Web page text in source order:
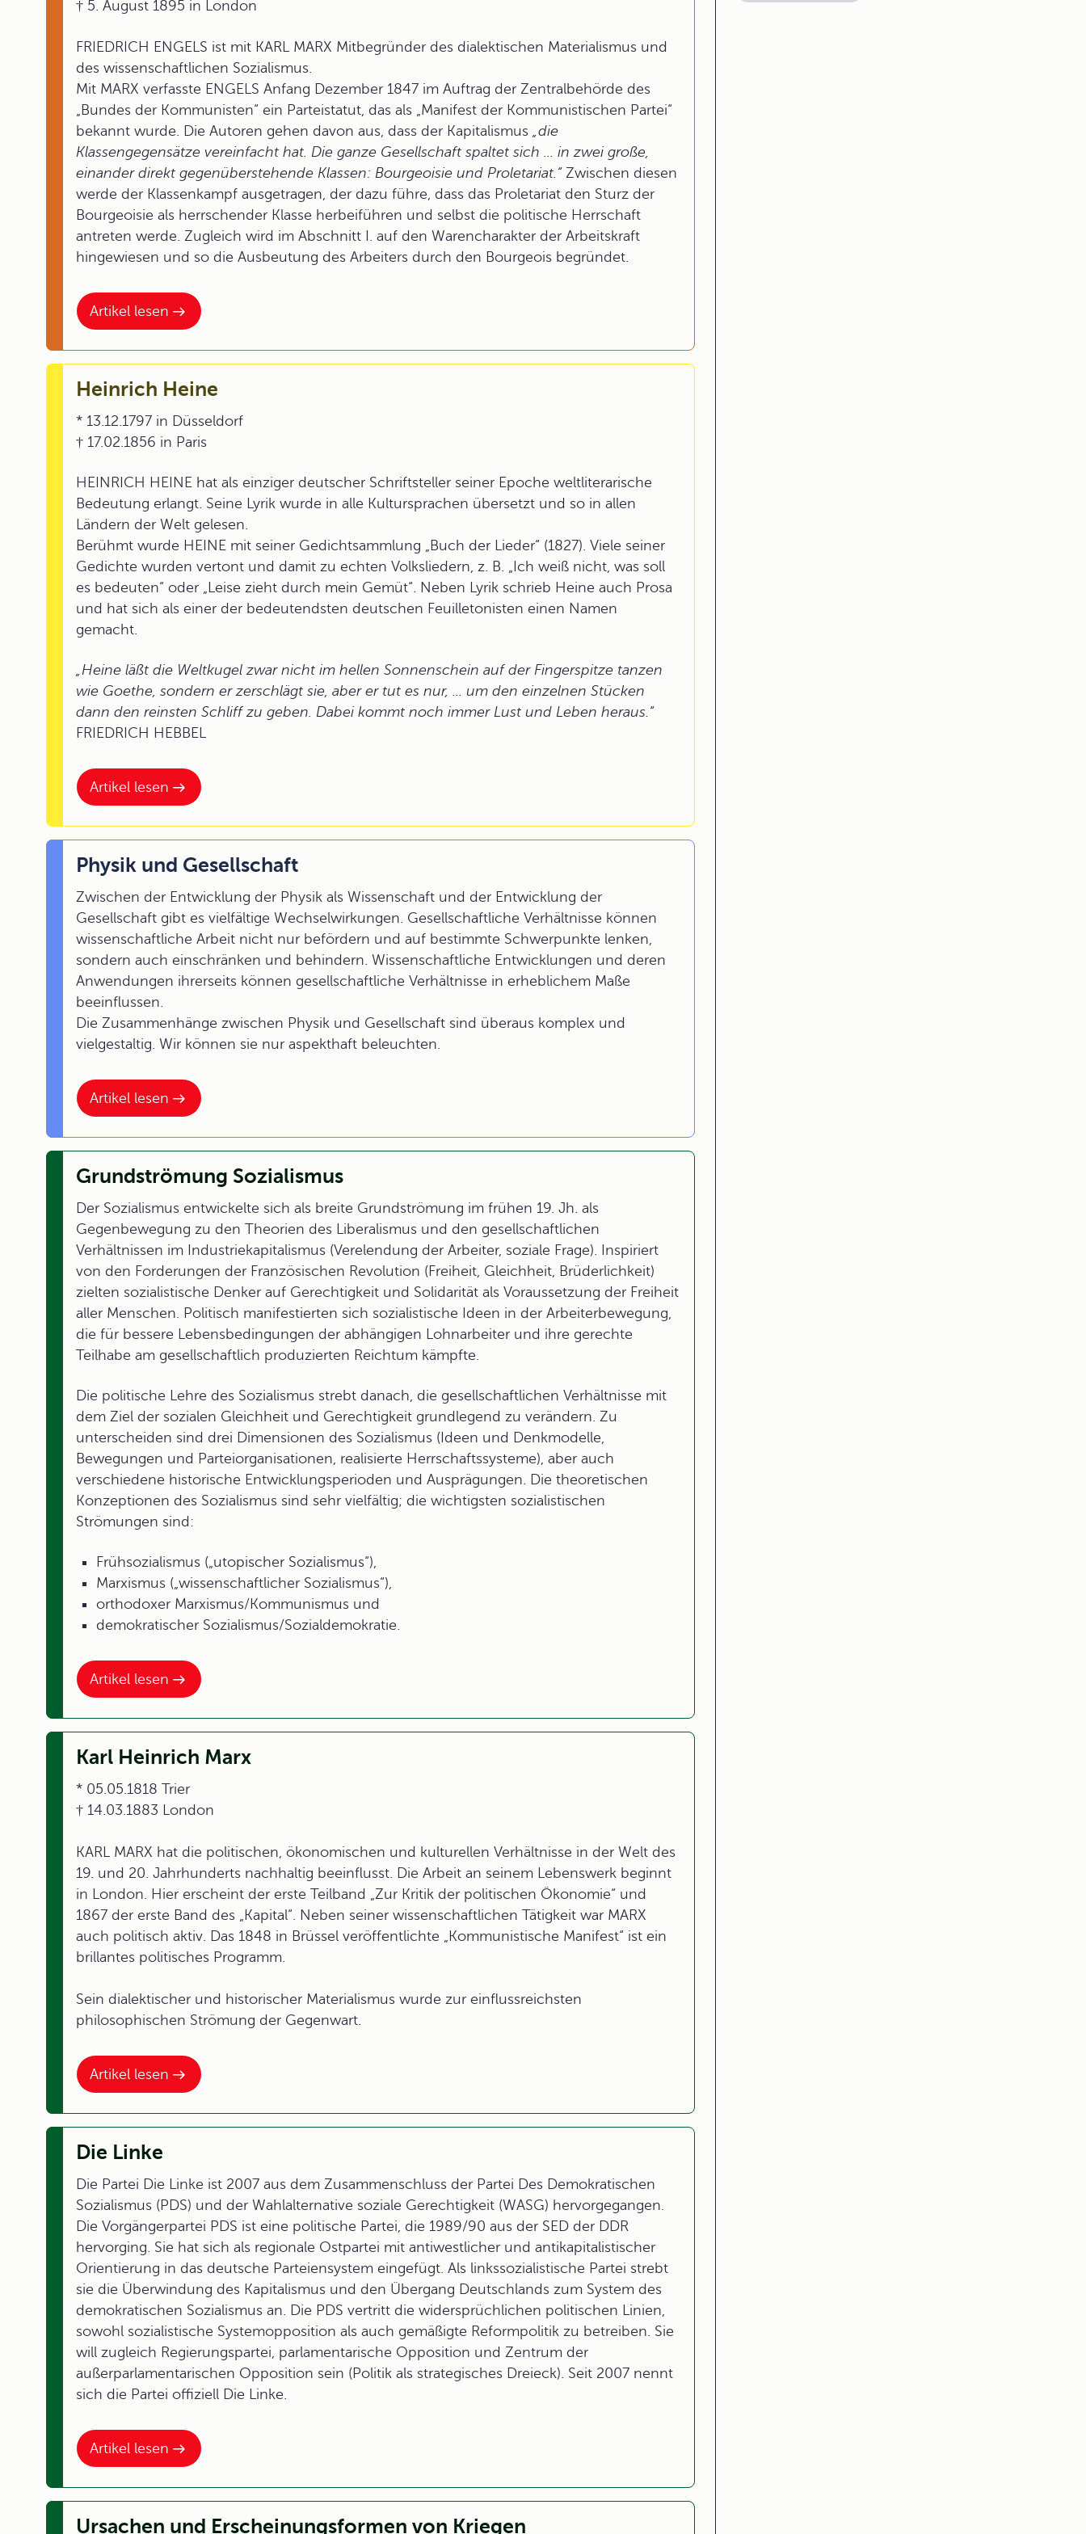
Artikel lesen
† 5. August 1895 in London
FRIEDRICH ENGELS ist mit KARL MARX Mitbegründer des dialektischen Materialismus und
des wissenschaftlichen Sozialismus.
Mit MARX verfasste ENGELS Anfang Dezember 1847 im Auftrag der Zentralbehörde des
„Bundes der Kommunisten“ ein Parteistatut, das als „Manifest der Kommunistischen Partei“
bekannt wurde. Die Autoren gehen davon aus, dass der Kapitalismus „die
Klassengegensätze vereinfacht hat. Die ganze Gesellschaft spaltet sich ... in zwei große,
einander direkt gegenüberstehende Klassen: Bourgeoisie und Proletariat.“Zwischen diesen
werde der Klassenkampf ausgetragen, der dazu führe, dass das Proletariat den Sturz der
Bourgeoisie als herrschender Klasse herbeiführen und selbst die politische Herrschaft
antreten werde. Zugleich wird im Abschnitt I. auf den Warencharakter der Arbeitskraft
hingewiesen und so die Ausbeutung des Arbeiters durch den Bourgeois begründet.
Artikel lesen
Heinrich Heine
* 13.12.1797 in Düsseldorf
† 17.02.1856 in Paris
HEINRICH HEINE hat als einziger deutscher Schriftsteller seiner Epoche weltliterarische
Bedeutung erlangt. Seine Lyrik wurde in alle Kultursprachen übersetzt und so in allen
Ländern der Welt gelesen.
Berühmt wurde HEINE mit seiner Gedichtsammlung „Buch der Lieder“ (1827). Viele seiner
Gedichte wurden vertont und damit zu echten Volksliedern, z. B. „Ich weiß nicht, was soll
es bedeuten“ oder „Leise zieht durch mein Gemüt“. Neben Lyrik schrieb Heine auch Prosa
und hat sich als einer der bedeutendsten deutschen Feuilletonisten einen Namen
gemacht.
„Heine läßt die Weltkugel zwar nicht im hellen Sonnenschein auf der Fingerspitze tanzen
wie Goethe, sondern er zerschlägt sie, aber er tut es nur, ... um den einzelnen Stücken
dann den reinsten Schliff zu geben. Dabei kommt noch immer Lust und Leben heraus.“
FRIEDRICH HEBBEL
Artikel lesen
Physik und Gesellschaft
Zwischen der Entwicklung der Physik als Wissenschaft und der Entwicklung der
Gesellschaft gibt es vielfältige Wechselwirkungen. Gesellschaftliche Verhältnisse können
wissenschaftliche Arbeit nicht nur befördern und auf bestimmte Schwerpunkte lenken,
sondern auch einschränken und behindern. Wissenschaftliche Entwicklungen und deren
Anwendungen ihrerseits können gesellschaftliche Verhältnisse in erheblichem Maße
beeinflussen.
Die Zusammenhänge zwischen Physik und Gesellschaft sind überaus komplex und
vielgestaltig. Wir können sie nur aspekthaft beleuchten.
Artikel lesen
Grundströmung Sozialismus
Der Sozialismus entwickelte sich als breite Grundströmung im frühen 19. Jh. als
Gegenbewegung zu den Theorien des Liberalismus und den gesellschaftlichen
Verhältnissen im Industriekapitalismus (Verelendung der Arbeiter, soziale Frage). Inspiriert
von den Forderungen der Französischen Revolution (Freiheit, Gleichheit, Brüderlichkeit)
zielten sozialistische Denker auf Gerechtigkeit und Solidarität als Voraussetzung der Freiheit
aller Menschen. Politisch manifestierten sich sozialistische Ideen in der Arbeiterbewegung,
die für bessere Lebensbedingungen der abhängigen Lohnarbeiter und ihre gerechte
Teilhabe am gesellschaftlich produzierten Reichtum kämpfte.
Die politische Lehre des Sozialismus strebt danach, die gesellschaftlichen Verhältnisse mit
dem Ziel der sozialen Gleichheit und Gerechtigkeit grundlegend zu verändern. Zu
unterscheiden sind drei Dimensionen des Sozialismus (Ideen und Denkmodelle,
Bewegungen und Parteiorganisationen, realisierte Herrschaftssysteme), aber auch
verschiedene historische Entwicklungsperioden und Ausprägungen. Die theoretischen
Konzeptionen des Sozialismus sind sehr vielfältig; die wichtigsten sozialistischen
Strömungen sind:
Frühsozialismus („utopischer Sozialismus“),
Marxismus („wissenschaftlicher Sozialismus“),
orthodoxer Marxismus/Kommunismus und
demokratischer Sozialismus/Sozialdemokratie.
Artikel lesen
Karl Heinrich Marx
* 05.05.1818 Trier
† 14.03.1883 London
KARL MARX hat die politischen, ökonomischen und kulturellen Verhältnisse in der Welt des
19. und 20. Jahrhunderts nachhaltig beeinflusst. Die Arbeit an seinem Lebenswerk beginnt
in London. Hier erscheint der erste Teilband „Zur Kritik der politischen Ökonomie“ und
1867 der erste Band des „Kapital“. Neben seiner wissenschaftlichen Tätigkeit war MARX
auch politisch aktiv. Das 1848 in Brüssel veröffentlichte „Kommunistische Manifest“ ist ein
brillantes politisches Programm.
Sein dialektischer und historischer Materialismus wurde zur einflussreichsten
philosophischen Strömung der Gegenwart.
Artikel lesen
Die Linke
Die Partei Die Linke ist 2007 aus dem Zusammenschluss der Partei Des Demokratischen
Sozialismus (PDS) und der Wahlalternative soziale Gerechtigkeit (WASG) hervorgegangen.
Die Vorgängerpartei PDS ist eine politische Partei, die 1989/90 aus der SED der DDR
hervorging. Sie hat sich als regionale Ostpartei mit antiwestlicher und antikapitalistischer
Orientierung in das deutsche Parteiensystem eingefügt. Als linkssozialistische Partei strebt
sie die Überwindung des Kapitalismus und den Übergang Deutschlands zum System des
demokratischen Sozialismus an. Die PDS vertritt die widersprüchlichen politischen Linien,
sowohl sozialistische Systemopposition als auch gemäßigte Reformpolitik zu betreiben. Sie
will zugleich Regierungspartei, parlamentarische Opposition und Zentrum der
außerparlamentarischen Opposition sein (Politik als strategisches Dreieck). Seit 2007 nennt
sich die Partei offiziell Die Linke.
Ursachen und Erscheinungsformen von Kriegen